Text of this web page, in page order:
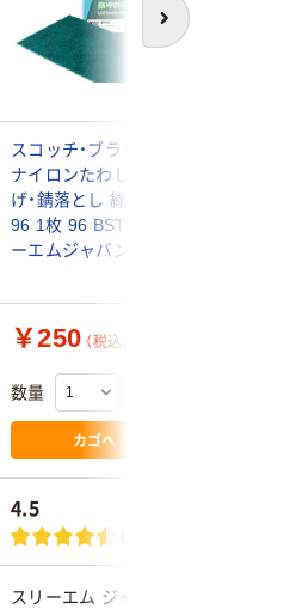
次へ
スコッチ・ブライト
ナイロンたわし 焦
げ・錆落とし 緑 No.
96 1枚 96 BST スリ
ーエムジャパン
￥250 （税込）
数量
カゴへ
4.5
(57)
スリーエム ジャパン